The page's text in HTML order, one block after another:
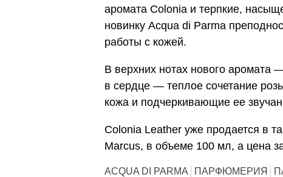
аромата Colonia и терпкие,
новинку Acqua di Parma
работы с кожей.
В верхних нотах нового аромата
в сердце — теплое сочетание
кожа и подчеркивающие ее
Colonia Leather уже продается в
Marcus, в объеме 100 мл, а цена
ACQUA DI PARMA ПАРФЮМЕРИЯ